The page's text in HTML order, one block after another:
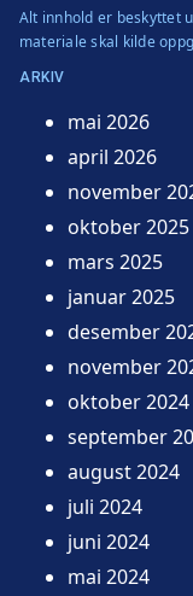
Alt innhold er beskyttet
materiale skal kilde
ARKIV
mai 2026
april 2026
november
oktober 2025
mars 2025
januar 2025
desember
november
oktober 2024
september
august 2024
juli 2024
juni 2024
mai 2024